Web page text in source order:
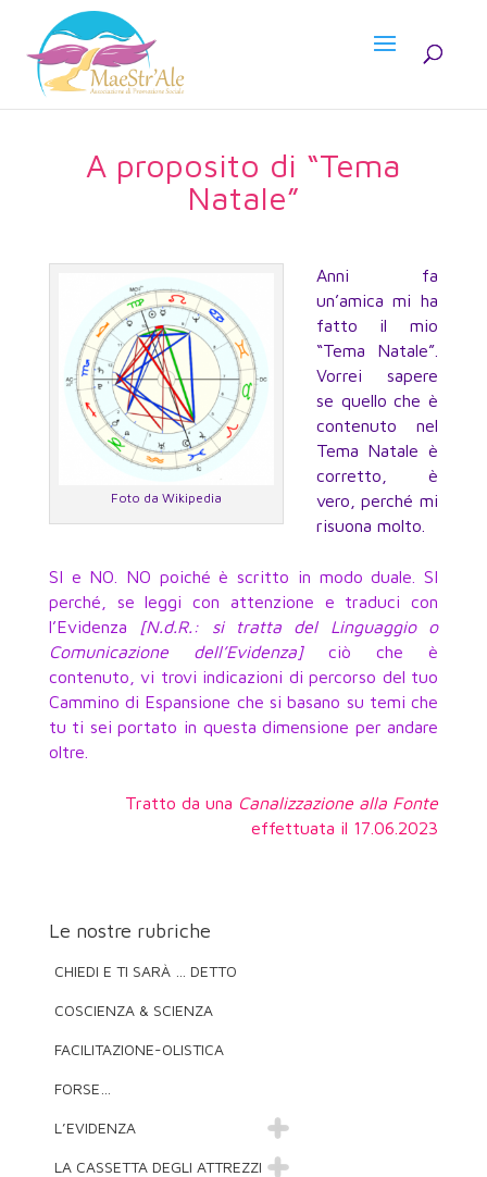
A proposito di “Tema
Natale”
Foto da Wikipedia
Anni fa
un’amica mi ha
fatto il mio
“Tema Natale”.
Vorrei sapere
se quello che è
contenuto nel
Tema Natale è
corretto, è
vero, perché mi
risuona molto.
SI e NO. NO poiché è scritto in modo duale. SI
perché, se leggi con attenzione e traduci con
l’Evidenza [N.d.R.: si tratta del Linguaggio o
Comunicazione dell’Evidenza]ciò che è
contenuto, vi trovi indicazioni di percorso del tuo
Cammino di Espansione che si basano su temi che
tu ti sei portato in questa dimensione per andare
oltre.
Tratto da una Canalizzazione alla Fonte
effettuata il 17.06.2023
Le nostre rubriche
CHIEDI E TI SARÀ … DETTO
COSCIENZA & SCIENZA
FACILITAZIONE-OLISTICA
FORSE…
L’EVIDENZA
LA CASSETTA DEGLI ATTREZZI